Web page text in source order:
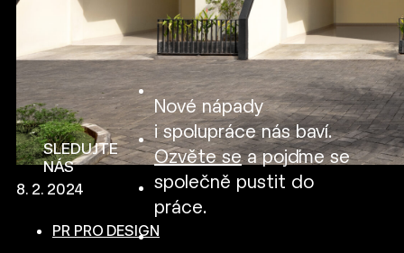
8. 2. 2024
PR PRO DESIGN
SLEDUJTE
NÁS
Nové nápady
i spolupráce nás baví.
Ozvěte sea pojďme se
společně pustit do
práce.